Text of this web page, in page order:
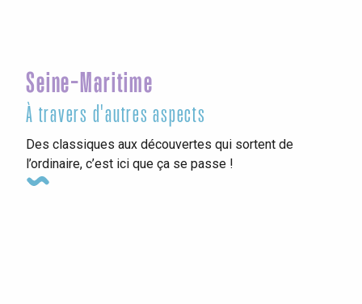
Seine-Maritime
À travers d'autres aspects
Des classiques aux découvertes qui sortent de
l’ordinaire, c’est ici que ça se passe !